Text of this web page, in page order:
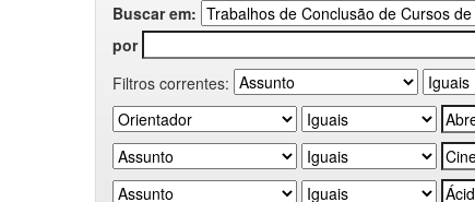
Buscar em:
por
Filtros correntes: